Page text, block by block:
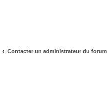
Contacter un administrateur du forum